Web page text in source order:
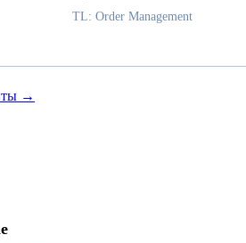
TL: Order Management
→